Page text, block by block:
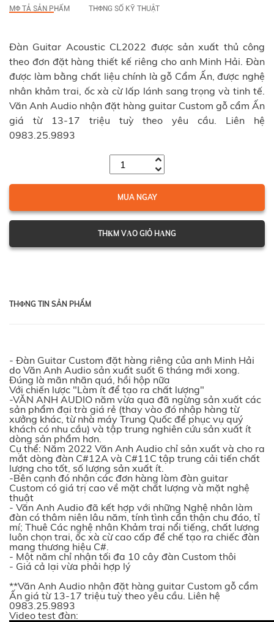
MФ TẢ SẢN PHẨM THФNG SỐ KỸ THUẬT
Đàn Guitar Acoustic CL2022 được sản xuất thủ công
theo đơn đặt hàng thiết kế riêng cho anh Minh Hải. Đàn
được làm bằng chất liệu chính là gỗ Cẩm Ấn, được nghệ
nhân khảm trai, ốc xà cừ lấp lánh sang trọng và tinh tế.
Văn Anh Audio nhận đặt hàng guitar Custom gỗ cẩm Ấn
giá từ 13-17 triệu tuỳ theo yêu cầu. Liên hệ
0983.25.9893
MUA NGAY
THКM VАO GIỎ HАNG
THФNG TIN SẢN PHẨM
- Đàn Guitar Custom đặt hàng riêng của anh Minh Hải
do Văn Anh Audio sản xuất suốt 6 tháng mới xong.
Đúng là mãn nhãn quá, hồi hộp nữa
Với chiến lược "Làm ít để tạo ra chất lượng"
-VĂN ANH AUDIO năm vừa qua đã ngừng sản xuất các
sản phẩm đại trà giá rẻ (thay vào đó nhập hàng từ
xưởng khác, từ nhà máy Trung Quốc để phục vụ quý
khách có nhu cầu) và tập trung nghiên cứu sản xuất ít
dòng sản phẩm hơn.
Cụ thể: Năm 2022 Văn Anh Audio chỉ sản xuất và cho ra
mắt dòng đàn C#12A và C#11C tập trung cải tiến chất
lượng cho tốt, số lượng sản xuất ít.
-Bên cạnh đó nhận các đơn hàng làm đàn guitar
Custom có giá trị cao về mặt chất lượng và mặt nghệ
thuật
- Văn Anh Audio đã kết hợp với những Nghệ nhân làm
đàn có thâm niên lâu năm, tính tình cẩn thận chu đáo, tỉ
mí; Thuê Các nghệ nhân Khảm trai nổi tiếng, chất lượng
luôn chọn trai, ốc xà cừ cao cấp để chế tạo ra chiếc đàn
mang thương hiệu C#.
- Một năm chỉ nhận tối đa 10 cây đàn Custom thôi
- Giá cả lại vừa phải hợp lý
**Văn Anh Audio nhận đặt hàng guitar Custom gỗ cẩm
Ấn giá từ 13-17 triệu tuỳ theo yêu cầu. Liên hệ
0983.25.9893
Video test đàn: